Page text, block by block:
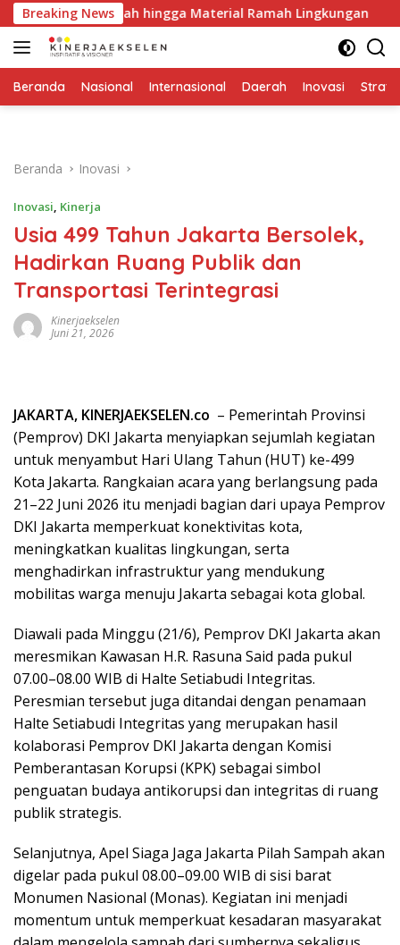
Langsung
ke
konten
Breaking News
Sampah hingga Material Ramah Lingkungan
Beranda Nasional Internasional Daerah Inovasi
Beranda Inovasi
Inovasi, Kinerja
Usia 499 Tahun Jakarta Bersolek,
Hadirkan Ruang Publik dan
Transportasi Terintegrasi
Kinerjaekselen
Juni 21, 2026
JAKARTA, KINERJAEKSELEN.co – Pemerintah Provinsi
(Pemprov) DKI Jakarta menyiapkan sejumlah kegiatan
untuk menyambut Hari Ulang Tahun (HUT) ke-499
Kota Jakarta. Rangkaian acara yang berlangsung pada
21–22 Juni 2026 itu menjadi bagian dari upaya Pemprov
DKI Jakarta memperkuat konektivitas kota,
meningkatkan kualitas lingkungan, serta
menghadirkan infrastruktur yang mendukung
mobilitas warga menuju Jakarta sebagai kota global.
Diawali pada Minggu (21/6), Pemprov DKI Jakarta akan
meresmikan Kawasan H.R. Rasuna Said pada pukul
07.00–08.00 WIB di Halte Setiabudi Integritas.
Peresmian tersebut juga ditandai dengan penamaan
Halte Setiabudi Integritas yang merupakan hasil
kolaborasi Pemprov DKI Jakarta dengan Komisi
Pemberantasan Korupsi (KPK) sebagai simbol
penguatan budaya antikorupsi dan integritas di ruang
publik strategis.
Selanjutnya, Apel Siaga Jaga Jakarta Pilah Sampah akan
digelar pada pukul 08.00–09.00 WIB di sisi barat
Monumen Nasional (Monas). Kegiatan ini menjadi
momentum untuk memperkuat kesadaran masyarakat